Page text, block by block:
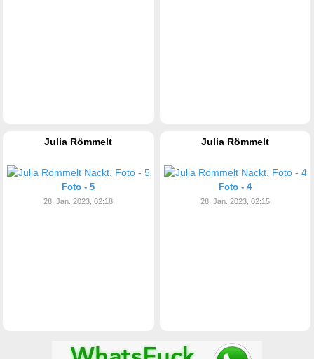
Julia Römmelt
Foto - 5
28. Jan. 2023, 02:18
Julia Römmelt
Foto - 4
28. Jan. 2023, 02:15